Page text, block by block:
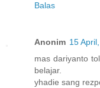
Balas
Anonim 15
mas dariyanto
belajar.
yhadie sang